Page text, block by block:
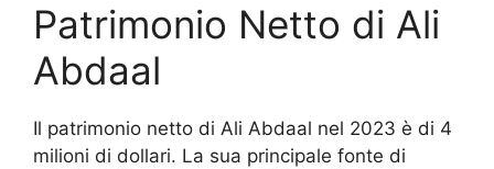
Patrimonio Netto di Ali
Abdaal
Il patrimonio netto di Ali Abdaal nel 2023 è di 4
milioni di dollari. La sua principale fonte di